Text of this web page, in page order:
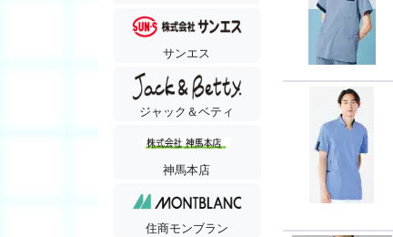
サンエス
ジャック＆ベティ
神馬本店
住商モンブラン